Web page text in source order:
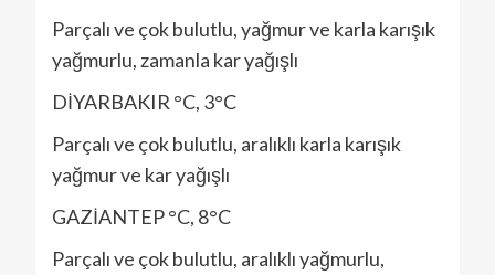
Parçalı ve çok bulutlu, yağmur ve karla karışık
yağmurlu, zamanla kar yağışlı
DİYARBAKIR °C, 3°C
Parçalı ve çok bulutlu, aralıklı karla karışık
yağmur ve kar yağışlı
GAZİANTEP °C, 8°C
Parçalı ve çok bulutlu, aralıklı yağmurlu,